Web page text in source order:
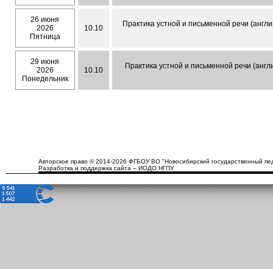
26 июня
2026
Пятница
10.10 Практика устной и письменной речи
29 июня
2026
Понедельник
10.10 Практика устной и письменной речи
Авторское право © 2014-2026 ФГБОУ ВО "Новосибирский государственный
Разработка и поддержка сайта – ИОДО НГПУ